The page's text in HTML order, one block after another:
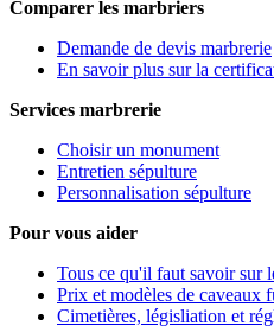
Comparer les marbriers
Demande de devis marbrerie
En savoir plus sur la
Services marbrerie
Choisir un monument
Entretien sépulture
Personnalisation sépulture
Pour vous aider
Tous ce qu'il faut savoir sur
Prix et modèles de caveaux
Cimetières, législiation et